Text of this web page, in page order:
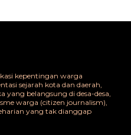
kepentingan warga
sejarah kota dan daerah,
belangsung di desa-desa,
warga (citizen journalism),
yang tak dianggap